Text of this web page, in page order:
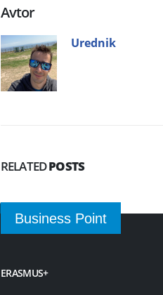
Avtor
Urednik
RELATEDPOSTS
Business Point
ERASMUS+